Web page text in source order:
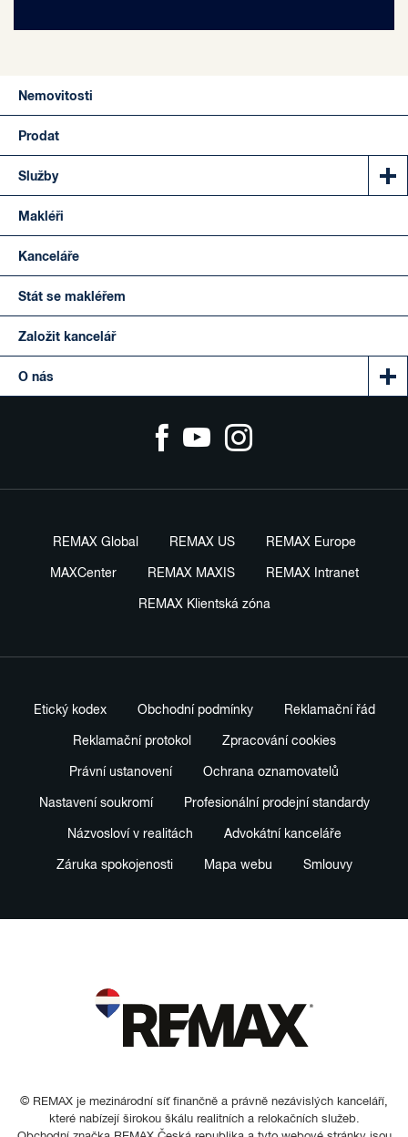
Nemovitosti
Prodat
Služby
Makléři
Kanceláře
Stát se makléřem
Založit kancelář
O nás
REMAX Global REMAX US REMAX Europe
MAXCenter REMAX MAXIS REMAX Intranet
REMAX Klientská zóna
Etický kodex Obchodní podmínky Reklamační řád
Reklamační protokol Zpracování cookies
Právní ustanovení Ochrana oznamovatelů
Nastavení soukromí Profesionální prodejní standardy
Názvosloví v realitách Advokátní kanceláře
Záruka spokojenosti Mapa webu Smlouvy
© REMAX je mezinárodní síť finančně a právně nezávislých kanceláří,
které nabízejí širokou škálu realitních a relokačních služeb.